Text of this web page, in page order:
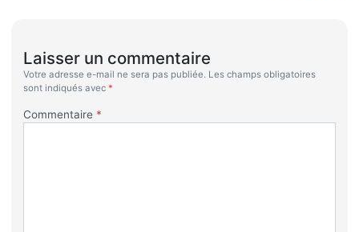
Laisser un commentaire
Votre adresse e-mail ne sera pas publiée. Les champs obligatoires
sont indiqués avec *
Commentaire *